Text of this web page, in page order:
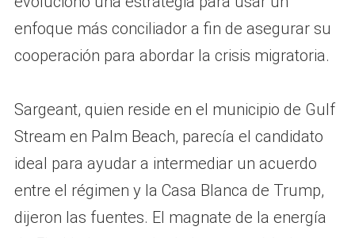
enfoque más conciliador a fin de asegurar su
cooperación para abordar la crisis migratoria.
Sargeant, quien reside en el municipio de Gulf
Stream en Palm Beach, parecía el candidato
ideal para ayudar a intermediar un acuerdo
entre el régimen y la Casa Blanca de Trump,
dijeron las fuentes. El magnate de la energía